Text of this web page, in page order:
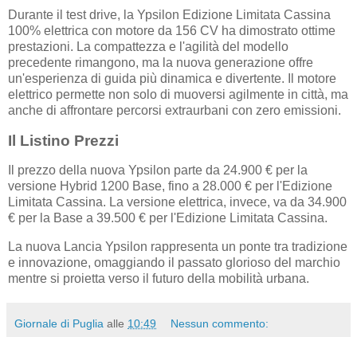
Durante il test drive, la Ypsilon Edizione Limitata Cassina
100% elettrica con motore da 156 CV ha dimostrato ottime
prestazioni. La compattezza e l'agilità del modello
precedente rimangono, ma la nuova generazione offre
un'esperienza di guida più dinamica e divertente. Il motore
elettrico permette non solo di muoversi agilmente in città, ma
anche di affrontare percorsi extraurbani con zero emissioni.
Il Listino Prezzi
Il prezzo della nuova Ypsilon parte da 24.900 € per la
versione Hybrid 1200 Base, fino a 28.000 € per l'Edizione
Limitata Cassina. La versione elettrica, invece, va da 34.900
€ per la Base a 39.500 € per l'Edizione Limitata Cassina.
La nuova Lancia Ypsilon rappresenta un ponte tra tradizione
e innovazione, omaggiando il passato glorioso del marchio
mentre si proietta verso il futuro della mobilità urbana.
Giornale di Puglia alle 10:49 Nessun commento: